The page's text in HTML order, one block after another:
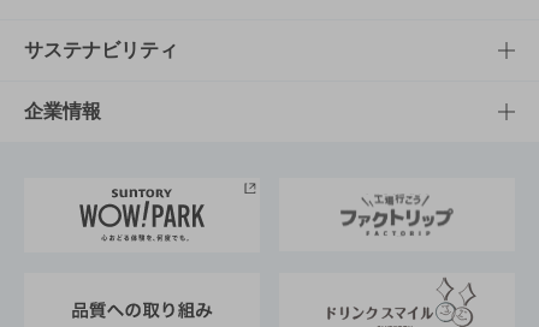
商品発売情報
栄養成分一覧
キャンペーン
工場見学
地域情報
文化・スポーツTOP
サントリーホール
サントリーサンバーズ大阪
サステナビリティ
サステナビリティTOP
サントリーが考えるサステナビリティ経営
企業情報
企業概要